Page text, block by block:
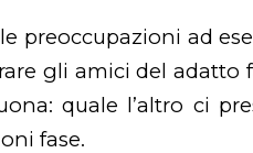
preoccupazioni ad
gli amici del
quale l’altro ci
fase.